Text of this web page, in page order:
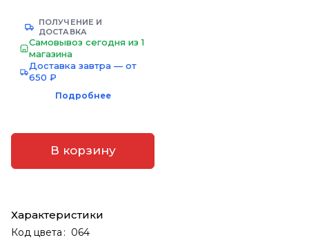
ПОЛУЧЕНИЕ И
ДОСТАВКА
Самовывоз сегодня из 1
магазина
Доставка завтра — от
650 ₽
Подробнее
В корзину
Характеристики
Код цвета : 064